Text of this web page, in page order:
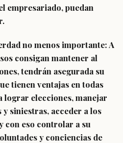
empresariado, puedan
no menos importante: A
consigan mantener al
tendrán asegurada su
tienen ventajas en todas
lograr elecciones, manejar
siniestras, acceder a los
con eso controlar a su
y conciencias de